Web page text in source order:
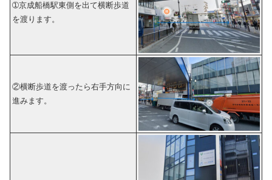
➀京成船橋駅東側を出て横断歩道
を渡ります。
②横断歩道を渡ったら右手方向に
進みます。